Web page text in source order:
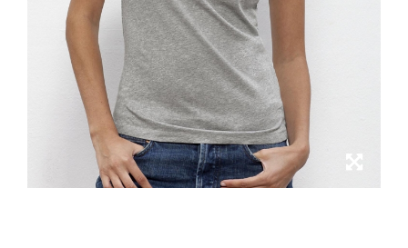
POKRAČOVAŤ V NAKUPOVANÍ